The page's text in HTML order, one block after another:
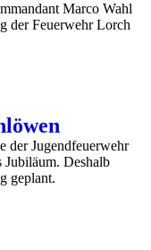
Marco Wahl
der Feuerwehr Lorch
der Jugendfeuerwehr
Deshalb
geplant.